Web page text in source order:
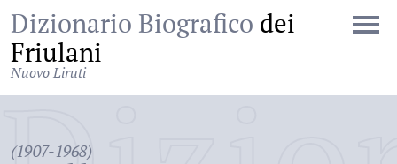
Dizionario Biografico dei
Friulani
Nuovo Liruti
(1907-1968)